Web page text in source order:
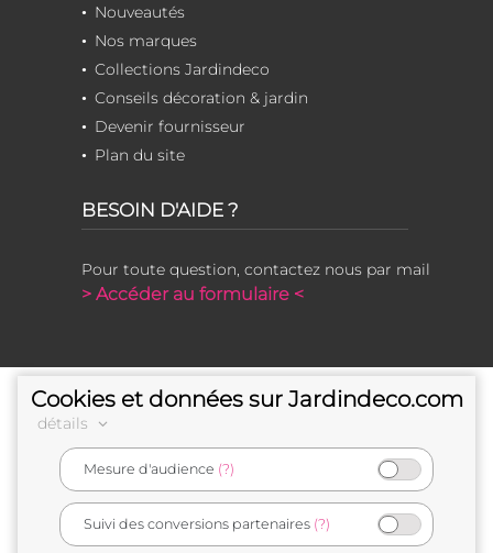
Nouveautés
Nos marques
Collections Jardindeco
Conseils décoration & jardin
Devenir fournisseur
Plan du site
BESOIN D'AIDE ?
Pour toute question, contactez nous par mail
> Accéder au formulaire <
e-commerçant français
Cookies et données sur Jardindeco.com
détails
Mesure d'audience (?)
Suivi des conversions partenaires (?)